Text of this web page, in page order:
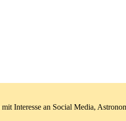
Interesse an Social Media,